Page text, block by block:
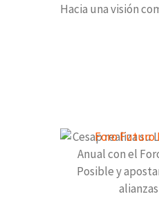
Hacia una visión
su
LII